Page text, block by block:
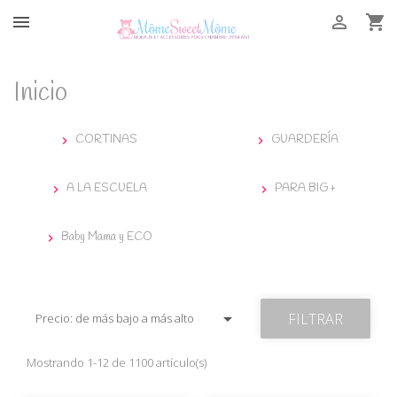
 

Inicio
 CORTINAS  GUARDERÍA
 A LA ESCUELA  PARA BIG +
 Baby Mama y ECO
Precio: de más bajo a más alto  FILTRAR
Mostrando 1-12 de 1100 artículo(s)